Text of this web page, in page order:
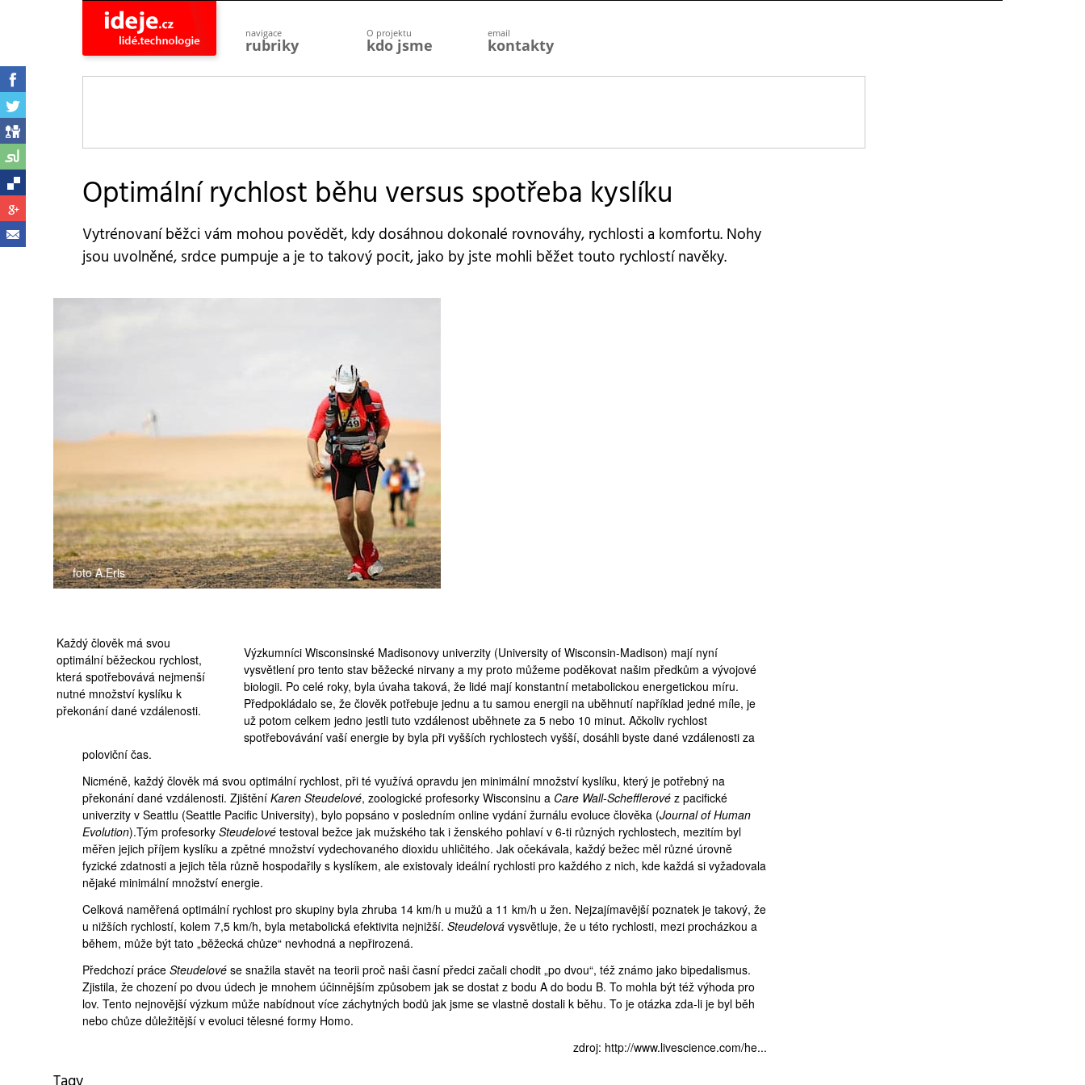
navigace
rubriky
objevy
vynálezy
planeta
přiroda
O projektu
kdo jsme
email
kontakty
Optimální rychlost běhu versus spotřeba kyslíku
Vytrénovaní běžci vám mohou povědět, kdy dosáhnou dokonalé rovnováhy, rychlosti a komfortu. Nohy
jsou uvolněné, srdce pumpuje a je to takový pocit, jako by jste mohli běžet touto rychlostí navěky.
foto A.Eris
Každý člověk má svou
optimální běžeckou rychlost,
která spotřebovává nejmenší
nutné množství kyslíku k
překonání dané vzdálenosti.
Výzkumníci Wisconsinské Madisonovy univerzity (University of Wisconsin-Madison) mají nyní
vysvětlení pro tento stav běžecké nirvany a my proto můžeme poděkovat našim předkům a vývojové
biologii. Po celé roky, byla úvaha taková, že lidé mají konstantní metabolickou energetickou míru.
Předpokládalo se, že člověk potřebuje jednu a tu samou energii na uběhnutí například jedné míle, je
už potom celkem jedno jestli tuto vzdálenost uběhnete za 5 nebo 10 minut. Ačkoliv rychlost
spotřebovávání vaší energie by byla při vyšších rychlostech vyšší, dosáhli byste dané vzdálenosti za
poloviční čas.
Nicméně, každý člověk má svou optimální rychlost, při té využívá opravdu jen minimální množství kyslíku, který je potřebný na
překonání dané vzdálenosti. Zjištění Karen Steudelové, zoologické profesorky Wisconsinu a Care Wall-Schefflerové z pacifické
univerzity v Seattlu (Seattle Pacific University), bylo popsáno v posledním online vydání žurnálu evoluce člověka (Journal of Human
Evolution).Tým profesorky Steudelové testoval bežce jak mužského tak i ženského pohlaví v 6-ti různých rychlostech, mezitím byl
měřen jejich příjem kyslíku a zpětné množství vydechovaného dioxidu uhličitého. Jak očekávala, každý bežec měl různé úrovně
fyzické zdatnosti a jejich těla různě hospodařily s kyslíkem, ale existovaly ideální rychlosti pro každého z nich, kde každá si vyžadovala
nějaké minimální množství energie.
Celková naměřená optimální rychlost pro skupiny byla zhruba 14 km/h u mužů a 11 km/h u žen. Nejzajímavější poznatek je takový, že
u nižších rychlostí, kolem 7,5 km/h, byla metabolická efektivita nejnižší. Steudelová vysvětluje, že u této rychlosti, mezi procházkou a
během, může být tato „běžecká chůze“ nevhodná a nepřirozená.
Předchozí práce Steudelové se snažila stavět na teorii proč naši časní předci začali chodit „po dvou“, též známo jako bipedalismus.
Zjistila, že chození po dvou údech je mnohem účinnějším způsobem jak se dostat z bodu A do bodu B. To mohla být též výhoda pro
lov. Tento nejnovější výzkum může nabídnout více záchytných bodů jak jsme se vlastně dostali k běhu. To je otázka zda-li je byl běh
nebo chůze důležitější v evoluci tělesné formy Homo.
zdroj: http://www.livescience.com/he...